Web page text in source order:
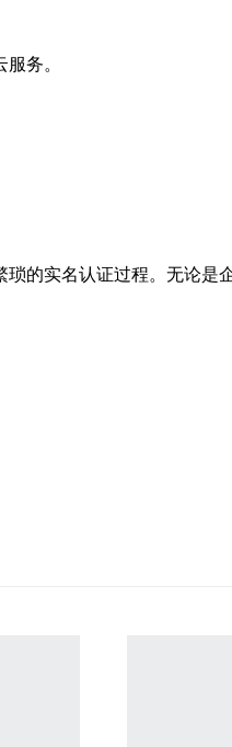
务。
的实名认证过程。无论是